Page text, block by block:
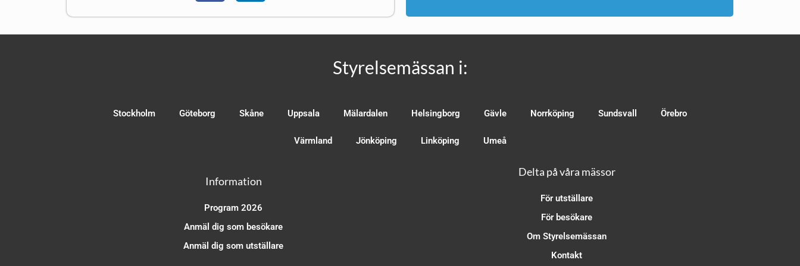
Styrelsemässan i:
Stockholm Göteborg Skåne Uppsala Mälardalen Helsingborg Gävle Norrköping Sundsvall Örebro
Värmland Jönköping Linköping Umeå
Information
Program 2026
Anmäl dig som besökare
Anmäl dig som utställare
Delta på våra mässor
För utställare
För besökare
Om Styrelsemässan
Kontakt